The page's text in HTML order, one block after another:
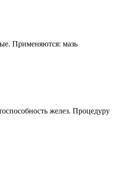
Применяются: мазь
желез. Процедуру